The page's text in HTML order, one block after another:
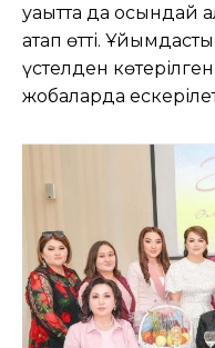
уақытта да
атап өтті.
үстелден
жобаларда